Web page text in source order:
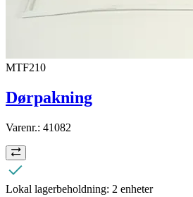
MTF210
Dørpakning
Varenr.: 41082
Lokal lagerbeholdning: 2 enheter